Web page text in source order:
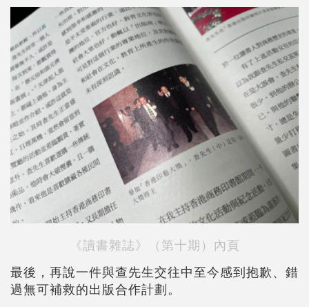
《讀書雜誌》（第十期）內頁
最後，再說一件與查先生交往中至今感到抱歉、錯
過無可補救的出版合作計劃。